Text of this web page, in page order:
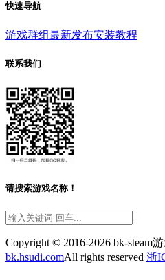
快速导航
游戏群组最新发布安装教程
联系我们
请搜索游戏名称！
Copyright © 2016-2026 bk-steam
bk.hsudi.comAll rights reserved 浙